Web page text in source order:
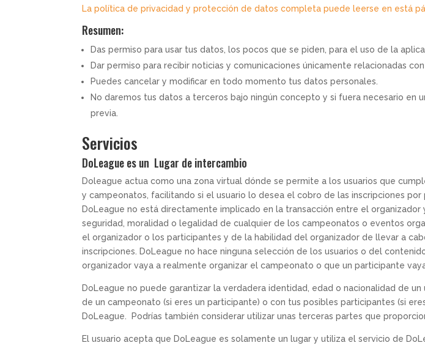
La política de privacidad y protección de datos completa puede leerse en está
Resumen:
Das permiso para usar tus datos, los pocos que se piden, para el uso de la
Dar permiso para recibir noticias y comunicaciones únicamente relacionadas con
Puedes cancelar y modificar en todo momento tus datos personales.
No daremos tus datos a terceros bajo ningún concepto y si fuera necesario
previa.
Servicios
DoLeague es un Lugar de intercambio
Doleague actua como una zona virtual dónde se permite a los usuarios que
y campeonatos, facilitando si el usuario lo desea el cobro de las inscripciones
DoLeague no está directamente implicado en la transacción entre el
seguridad, moralidad o legalidad de cualquier de los campeonatos o eventos
el organizador o los participantes y de la habilidad del organizador de llevar a
inscripciones. DoLeague no hace ninguna selección de los usuarios o del
organizador vaya a realmente organizar el campeonato o que un participante
DoLeague no puede garantizar la verdadera identidad, edad o nacionalidad de
de un campeonato (si eres un participante) o con tus posibles participantes (si
DoLeague. Podrías también considerar utilizar unas terceras partes que
El usuario acepta que DoLeague es solamente un lugar y utiliza el servicio de